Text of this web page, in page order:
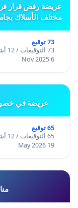
عريضة رفض قرار
مختلف الأسلاك
73 توقيع
73 التوقيعات / 12 أشهر
6 Nov 2025
عريضة في
65 توقيع
65 التوقيعات / 12 أشهر
19 May 2026